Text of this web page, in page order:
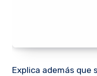
Explica además que